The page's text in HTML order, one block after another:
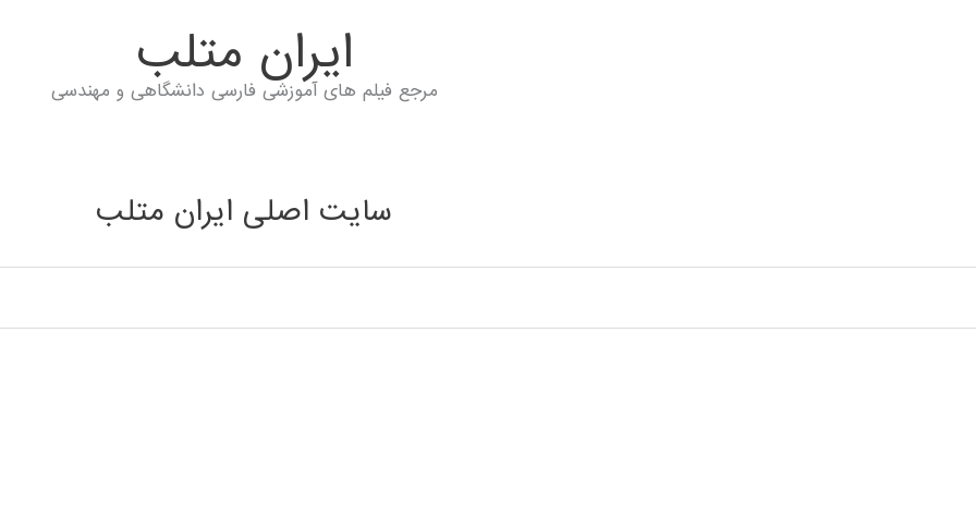
ايران متلب
مرجع فیلم های آموزشی فارسی دانشگاهی و مهندسی
سایت اصلی ایران متلب